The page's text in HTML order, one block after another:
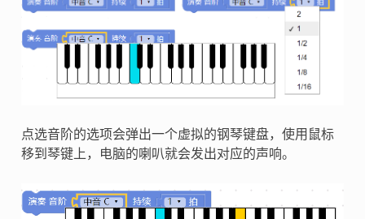
点选音阶的选项会弹出一个虚拟的钢琴键盘，使用鼠标
移到琴键上，电脑的喇叭就会发出对应的声响。